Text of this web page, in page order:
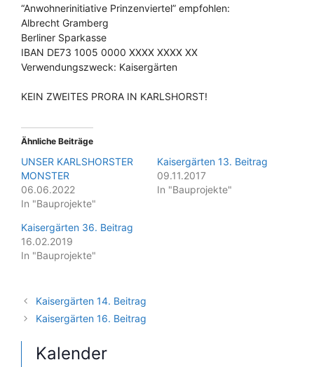
“Anwohnerinitiative Prinzenviertel” empfohlen:
Albrecht Gramberg
Berliner Sparkasse
IBAN DE73 1005 0000 XXXX XXXX XX
Verwendungszweck: Kaisergärten
KEIN ZWEITES PRORA IN KARLSHORST!
Ähnliche Beiträge
UNSER KARLSHORSTER
MONSTER
06.06.2022
In "Bauprojekte"
Kaisergärten 13. Beitrag
09.11.2017
In "Bauprojekte"
Kaisergärten 36. Beitrag
16.02.2019
In "Bauprojekte"
Kaisergärten 14. Beitrag
Kaisergärten 16. Beitrag
Kalender